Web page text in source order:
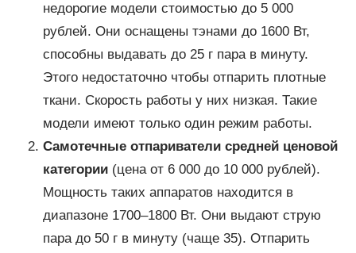
недорогие модели стоимостью до 5 000
рублей. Они оснащены тэнами до 1600 Вт,
способны выдавать до 25 г пара в минуту.
Этого недостаточно чтобы отпарить плотные
ткани. Скорость работы у них низкая. Такие
модели имеют только один режим работы.
Самотечные отпариватели средней ценовой
категории(цена от 6 000 до 10 000 рублей).
Мощность таких аппаратов находится в
диапазоне 1700–1800 Вт. Они выдают струю
пара до 50 г в минуту (чаще 35). Отпарить